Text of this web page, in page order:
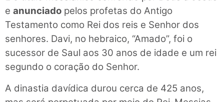
e anunciado pelos profetas do Antigo
Testamento como Rei dos reis e Senhor dos
senhores. Davi, no hebraico, “Amado”, foi o
sucessor de Saul aos 30 anos de idade e um rei
segundo o coração do Senhor.
A dinastia davídica durou cerca de 425 anos,